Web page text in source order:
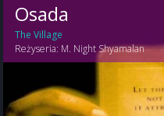
Osada
The Village
Reżyseria: M. Night Shyamalan